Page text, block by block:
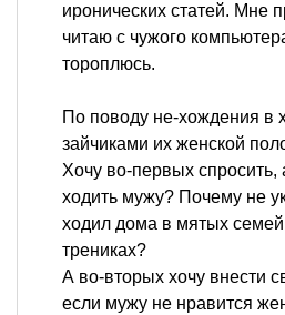
иронических статей. Мне
читаю с чужого
тороплюсь.
По поводу не-хождения в
зайчиками их женской
Хочу во-первых
ходить мужу? Почему не
ходил дома в мятых
трениках?
А во-вторых хочу внести
если мужу не нравится